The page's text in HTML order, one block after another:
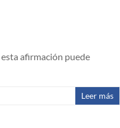
afirmación puede
Leer más